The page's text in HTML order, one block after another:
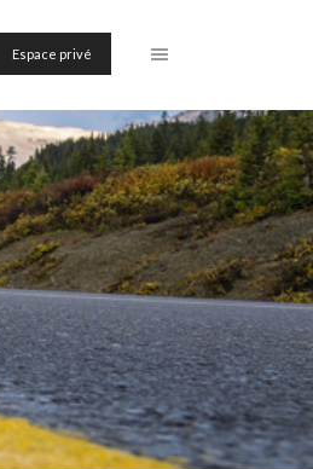
Espace privé